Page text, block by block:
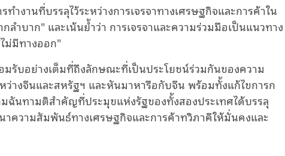
ำงานที่บรรลุไว้ระหว่างการเจรจาทางเศรษฐกิจและการค้าใน
ำบาก" และเน้นย้ำว่า การเจรจาและความร่วมมือเป็นแนวทาง
ม่มีทางออก"
มรับอย่างเต็มที่ถึงลักษณะที่เป็นประโยชน์ร่วมกันของความ
ว่างจีนและสหรัฐฯ และหันมาหารือกับจีน พร้อมทั้งแก้ไขการก
นทามติสำคัญที่ประมุขแห่งรัฐของทั้งสองประเทศได้บรรลุ
ความสัมพันธ์ทางเศรษฐกิจและการค้าทวิภาคีให้มั่นคงและ